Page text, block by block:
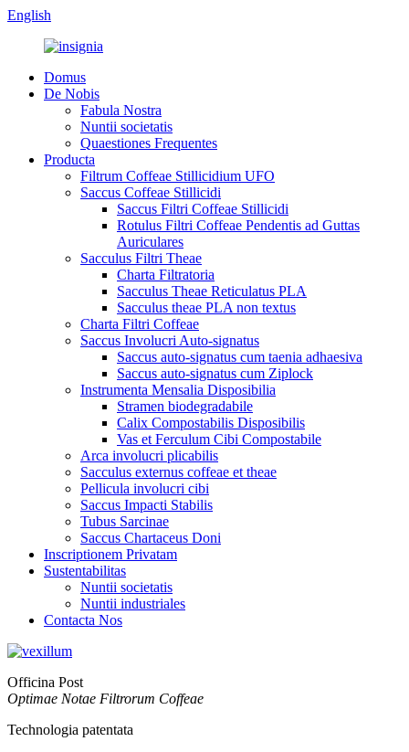
English
Domus
De Nobis
Fabula Nostra
Nuntii societatis
Quaestiones Frequentes
Producta
Filtrum Coffeae Stillicidium UFO
Saccus Coffeae Stillicidi
Saccus Filtri Coffeae Stillicidi
Rotulus Filtri Coffeae Pendentis ad Guttas
Auriculares
Sacculus Filtri Theae
Charta Filtratoria
Sacculus Theae Reticulatus PLA
Sacculus theae PLA non textus
Charta Filtri Coffeae
Saccus Involucri Auto-signatus
Saccus auto-signatus cum taenia adhaesiva
Saccus auto-signatus cum Ziplock
Instrumenta Mensalia Disposibilia
Stramen biodegradabile
Calix Compostabilis Disposibilis
Vas et Ferculum Cibi Compostabile
Arca involucri plicabilis
Sacculus externus coffeae et theae
Pellicula involucri cibi
Saccus Impacti Stabilis
Tubus Sarcinae
Saccus Chartaceus Doni
Inscriptionem Privatam
Sustentabilitas
Nuntii societatis
Nuntii industriales
Contacta Nos
Officina Post
Optimae Notae Filtrorum Coffeae
Technologia patentata